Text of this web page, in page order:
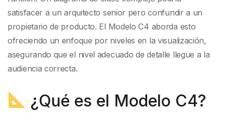
satisfacer a un arquitecto senior pero confundir a un
propietario de producto. El Modelo C4 aborda esto
ofreciendo un enfoque por niveles en la visualización,
asegurando que el nivel adecuado de detalle llegue a la
audiencia correcta.
¿Qué es el Modelo C4?